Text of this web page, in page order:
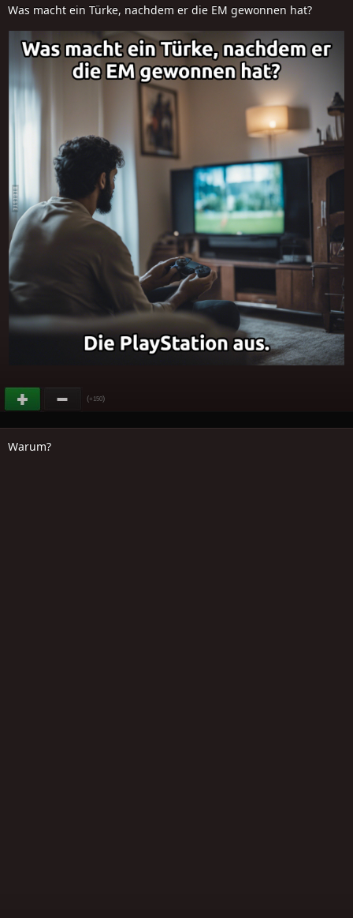
Was macht ein Türke, nachdem er die EM gewonnen hat?
(+150)
Warum?